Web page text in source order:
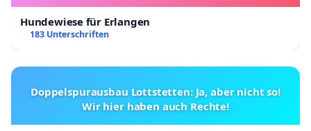
Hundewiese für Erlangen
183 Unterschriften
Doppelspurausbau Lottstetten: Ja, aber nicht so!
Wir hier haben auch Rechte!